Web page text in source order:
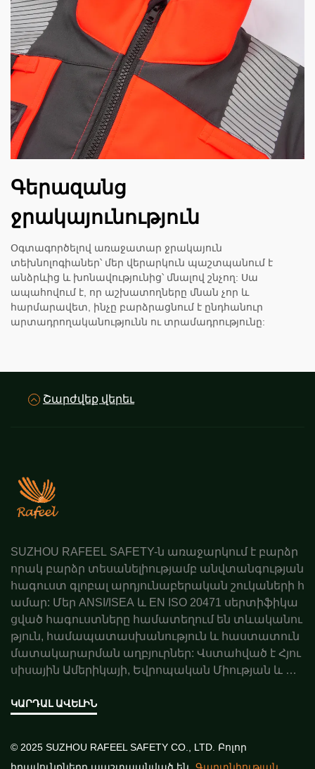
Գերազանց
ջրակայունություն
Օգտագործելով առաջատար ջրակայուն
տեխնոլոգիաներ՝ մեր վերարկուն պաշտպանում է
անձրևից և խոնավությունից՝ մնալով շնչող: Սա
ապահովում է, որ աշխատողները մնան չոր և
հարմարավետ, ինչը բարձրացնում է ընդհանուր
արտադրողականությունն ու տրամադրությունը:
Շարժվեք վերեւ
SUZHOU RAFEEL SAFETY-ն առաջարկում է բարձր
որակ բարձր տեսանելիությամբ անվտանգության
հագուստ գլոբալ արդյունաբերական շուկաների հ
ամար: Մեր ANSI/ISEA և EN ISO 20471 սերտիֆիկա
ցված հագուստները համատեղում են տևականու
թյուն, համապատասխանություն և հաստատուն
մատակարարման աղբյուրներ: Վստահված է Հյու
սիսային Ամերիկայի, Եվրոպական Միության և Ավ
ռաջարկ այսօր:
ԿԱՐԴԱԼ ԱՎԵԼԻՆ
© 2025 SUZHOU RAFEEL SAFETY CO., LTD. Բոլոր
իրավունքները պաշտպանված են
Գաղտնիության